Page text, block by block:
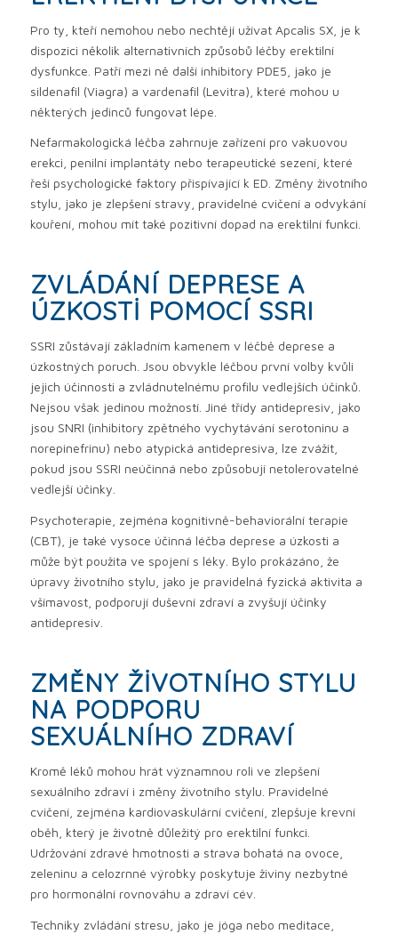
Pro ty, kteří nemohou nebo nechtějí užívat Apcalis SX, je k
dispozici několik alternativních způsobů léčby erektilní
dysfunkce. Patří mezi ně další inhibitory PDE5, jako je
sildenafil (Viagra) a vardenafil (Levitra), které mohou u
některých jedinců fungovat lépe.
Nefarmakologická léčba zahrnuje zařízení pro vakuovou
erekci, penilní implantáty nebo terapeutické sezení, které
řeší psychologické faktory přispívající k ED. Změny životního
stylu, jako je zlepšení stravy, pravidelné cvičení a odvykání
kouření, mohou mít také pozitivní dopad na erektilní funkci.
ZVLÁDÁNÍ DEPRESE A
ÚZKOSTI POMOCÍ SSRI
SSRI zůstávají základním kamenem v léčbě deprese a
úzkostných poruch. Jsou obvykle léčbou první volby kvůli
jejich účinnosti a zvládnutelnému profilu vedlejších účinků.
Nejsou však jedinou možností. Jiné třídy antidepresiv, jako
jsou SNRI (inhibitory zpětného vychytávání serotoninu a
norepinefrinu) nebo atypická antidepresiva, lze zvážit,
pokud jsou SSRI neúčinná nebo způsobují netolerovatelné
vedlejší účinky.
Psychoterapie, zejména kognitivně-behaviorální terapie
(CBT), je také vysoce účinná léčba deprese a úzkosti a
může být použita ve spojení s léky. Bylo prokázáno, že
úpravy životního stylu, jako je pravidelná fyzická aktivita a
všímavost, podporují duševní zdraví a zvyšují účinky
antidepresiv.
ZMĚNY ŽIVOTNÍHO STYLU
NA PODPORU
SEXUÁLNÍHO ZDRAVÍ
Kromě léků mohou hrát významnou roli ve zlepšení
sexuálního zdraví i změny životního stylu. Pravidelné
cvičení, zejména kardiovaskulární cvičení, zlepšuje krevní
oběh, který je životně důležitý pro erektilní funkci.
Udržování zdravé hmotnosti a strava bohatá na ovoce,
zeleninu a celozrnné výrobky poskytuje živiny nezbytné
pro hormonální rovnováhu a zdraví cév.
Techniky zvládání stresu, jako je jóga nebo meditace,